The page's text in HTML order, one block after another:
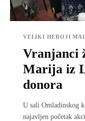
VELIKI HEROJI
Vranjanci
Marija iz
donora
U sali Omladinskog
najavljen početak